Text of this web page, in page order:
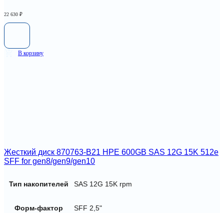
22 630 ₽
В корзину
Жесткий диск 870763-B21 HPE 600GB SAS 12G 15K 512e
SFF for gen8/gen9/gen10
Тип накопителей SAS 12G 15K rpm
Форм-фактор SFF 2,5"